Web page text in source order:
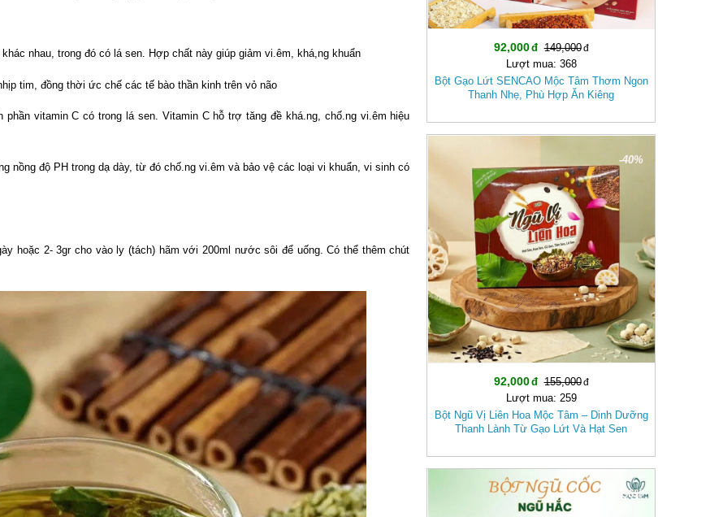
nhau, trong đó có lá sen. Hợp chất này giúp giảm vi.êm, khá,ng khuẩn
tim, đồng thời ức chế các tế bào thần kinh trên vỏ não
vitamin C có trong lá sen. Vitamin C hỗ trợ tăng đề khá.ng, chố.ng vi.êm hiệu
nồng độ PH trong dạ dày, từ đó chố.ng vi.êm và bảo vệ các loại vi khuẩn, vi sinh có
hoặc 2- 3gr cho vào ly (tách) hãm với 200ml nước sôi để uống. Có thể thêm chút
92,000
149,000
Lượt mua: 368
Bột Gạo Lứt SENCAO Mộc Tâm Thơm Ngon
Thanh Nhẹ, Phù Hợp Ăn Kiêng
-40%
92,000
155,000
Lượt mua: 259
Bột Ngũ Vị Liên Hoa Mộc Tâm – Dinh Dưỡng
Thanh Lành Từ Gạo Lứt Và Hạt Sen
-36%